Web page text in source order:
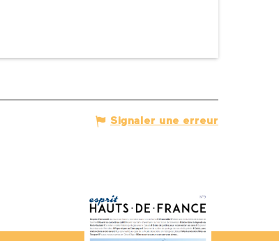
Signaler une erreur